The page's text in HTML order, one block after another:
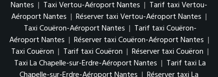
Nantes | Taxi Vertou-Aéroport Nantes | Tarif taxi Vertou-
Aéroport Nantes | Réserver taxi Vertou-Aéroport Nantes |
Taxi Couëron-Aéroport Nantes | Tarif taxi Couëron-
Aéroport Nantes | Réserver taxi Couëron-Aéroport Nantes |
Taxi Couëron | Tarif taxi Couëron | Réserver taxi Couëron |
Taxi La Chapelle-sur-Erdre-Aéroport Nantes | Tarif taxi La